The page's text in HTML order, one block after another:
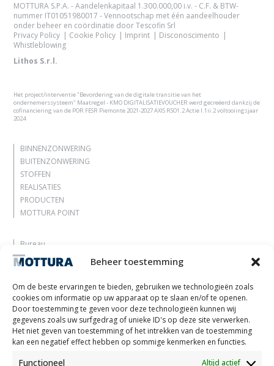
Beheer toestemming
Om de beste ervaringen te bieden, gebruiken we technologieën zoals
cookies om informatie op uw apparaat op te slaan en/of te openen.
Door toestemming te geven voor deze technologieën kunnen wij
gegevens zoals uw surfgedrag of unieke ID's op deze site verwerken.
Het niet geven van toestemming of het intrekken van de toestemming
kan een negatief effect hebben op sommige kenmerken en functies.
Functioneel Altijd actief
MOTTURA S.P.A. - Aandelenkapitaal 1.300.000,00 i.v. - C.F. & BTW-
nummer IT01051980017 - Vennootschap met één aandeelhouder
onder beheer en coördinatie door Tescofin Srl
Privacy Policy
Cookie Policy Imprint
Disconoscimento
Whistleblowing
Lithos S.r.l.
Het project/interventie "Bevordering van de digitale transitie van het
ondernemerssysteem" Maatregel - KMO DIGITALISATIEVOUCHER werd gecreëerd dankzij de
cofinanciering van de POR FESR Piemonte 2021-2027 AXIS RSO1.2 Actie I.1ii.2 voltooiingsjaar
2024
BINNENZONWERING
BUITENZONWERING
STOFFEN
REALISATIES
PRODUCTEN
MOTTURA POINT
Bureau
Laat je inspireren
Contacten
Werk met ons
Gereserveerd gebied
Certificeringen
M2Net
Child Safety